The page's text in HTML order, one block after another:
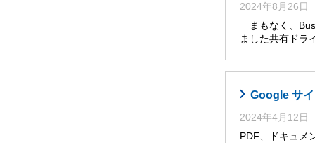
2024年8月26日
まもなく、
ました共有ドラ
Google サ
2024年4月12日
PDF、ドキュメ